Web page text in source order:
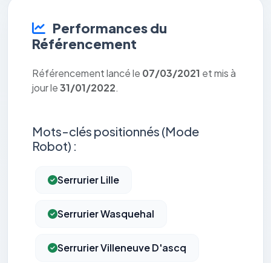
Performances du
Référencement
Référencement lancé le 07/03/2021 et mis à
jour le31/01/2022.
Mots-clés positionnés (Mode
Robot) :
Serrurier Lille
Serrurier Wasquehal
Serrurier Villeneuve D'ascq